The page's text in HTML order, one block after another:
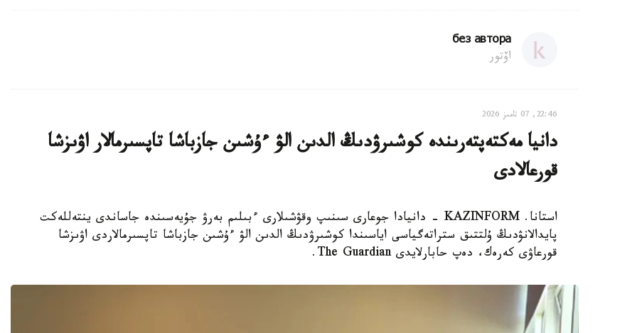
без автора
اۆتور
22:46, 07 تامىز 2026
دانيا مەكتەپتەرىندە كوشىرۋدىڭ الدىن الۋ ءۇشىن جازباشا تاپسىرمالار اۋىزشا
قورعالادى
استانا. KAZINFORM - دانيادا جوعارى سىنىپ وقۋشىلارى ءبىلىم بەرۋ جۇيەسىندە جاساندى ينتەللەكت
پايدالانۋدىڭ ۇلتتىق ستراتەگياسى اياسىندا كوشىرۋدىڭ الدىن الۋ ءۇشىن جازباشا تاپسىرمالاردى اۋىزشا
قورعاۋى كەرەك، دەپ حابارلايدى The Guardian.